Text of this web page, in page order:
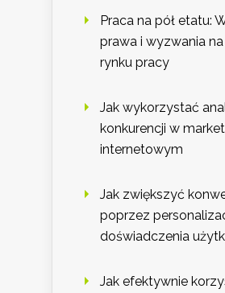
Praca na pół etatu:
prawa i wyzwania
rynku pracy
Jak wykorzystać
konkurencji w
internetowym
Jak zwiększyć
poprzez
doświadczenia
Jak efektywnie